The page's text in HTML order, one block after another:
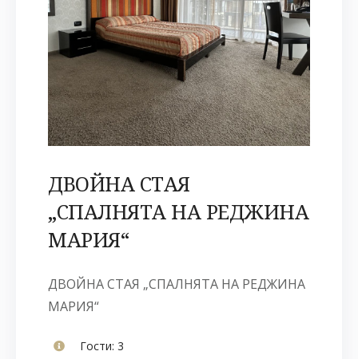
ДВОЙНА СТАЯ
„СПАЛНЯТА НА РЕДЖИНА
МАРИЯ“
ДВОЙНА СТАЯ „СПАЛНЯТА НА РЕДЖИНА
МАРИЯ“
Гости: 3